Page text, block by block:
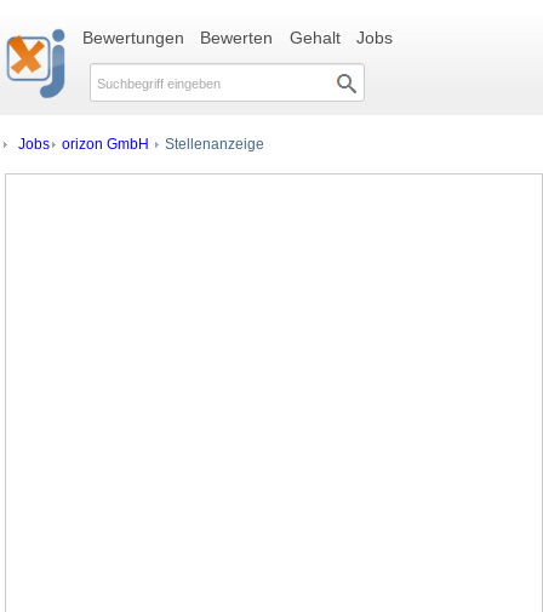
Bewertungen Bewerten Gehalt Jobs
Jobs orizon GmbH Stellenanzeige